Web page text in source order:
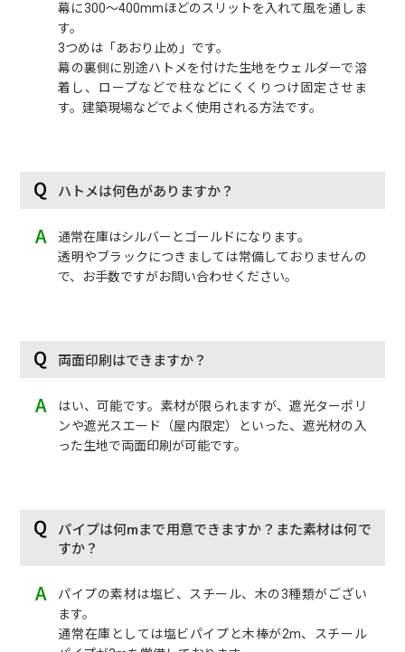
幕に300〜400mmほどのスリットを入れて風を通しま
す。
3つめは「あおり止め」です。
幕の裏側に別途ハトメを付けた生地をウェルダーで溶
着し、ロープなどで柱などにくくりつけ固定させま
す。建築現場などでよく使用される方法です。
ハトメは何色がありますか？
通常在庫はシルバーとゴールドになります。
透明やブラックにつきましては常備しておりませんの
で、お手数ですがお問い合わせください。
両面印刷はできますか？
はい、可能です。素材が限られますが、遮光ターポリ
ンや遮光スエード（屋内限定）といった、遮光材の入
った生地で両面印刷が可能です。
パイプは何mまで用意できますか？また素材は何で
すか？
パイプの素材は塩ビ、スチール、木の3種類がござい
ます。
通常在庫としては塩ビパイプと木棒が2m、スチール